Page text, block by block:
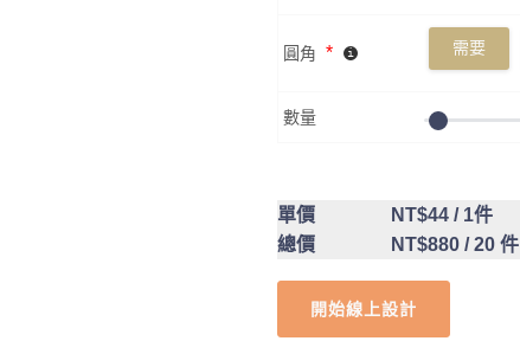
圓角 * 需要
數量
單價 NT$44 / 1件
總價
NT$880 / 20 件
開始線上設計